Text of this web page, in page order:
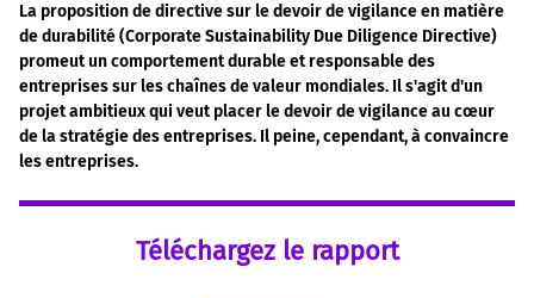
La proposition de directive sur le devoir de vigilance en matière
de durabilité (Corporate Sustainability Due Diligence Directive)
promeut un comportement durable et responsable des
entreprises sur les chaînes de valeur mondiales. Il s'agit d'un
projet ambitieux qui veut placer le devoir de vigilance au cœur
de la stratégie des entreprises. Il peine, cependant, à convaincre
les entreprises.
Téléchargez le rapport